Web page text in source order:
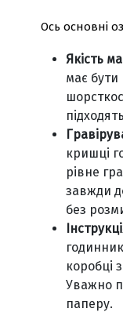
Ось основні
Якість
має бути
кришці
рівне
завжди
без
коробці
Уважно
паперу.